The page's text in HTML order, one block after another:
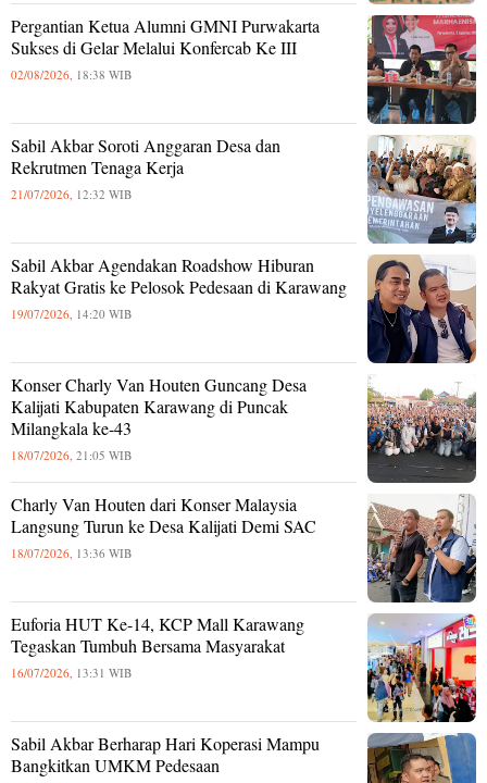
Pergantian Ketua Alumni GMNI Purwakarta
Sukses di Gelar Melalui Konfercab Ke III
02/08/2026, 18:38 WIB
Sabil Akbar Soroti Anggaran Desa dan
Rekrutmen Tenaga Kerja
21/07/2026, 12:32 WIB
Sabil Akbar Agendakan Roadshow Hiburan
Rakyat Gratis ke Pelosok Pedesaan di Karawang
19/07/2026, 14:20 WIB
Konser Charly Van Houten Guncang Desa
Kalijati Kabupaten Karawang di Puncak
Milangkala ke-43
18/07/2026, 21:05 WIB
Charly Van Houten dari Konser Malaysia
Langsung Turun ke Desa Kalijati Demi SAC
18/07/2026, 13:36 WIB
Euforia HUT Ke-14, KCP Mall Karawang
Tegaskan Tumbuh Bersama Masyarakat
16/07/2026, 13:31 WIB
Sabil Akbar Berharap Hari Koperasi Mampu
Bangkitkan UMKM Pedesaan